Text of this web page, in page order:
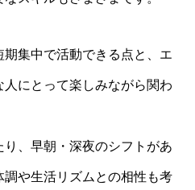
集中で活動できる点と、エ
にとって楽しみながら関わ
、早朝・深夜のシフトがあ
や生活リズムとの相性も考